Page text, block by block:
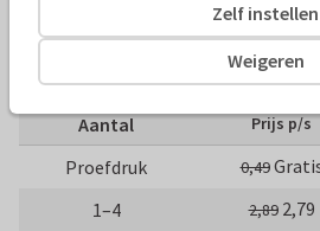
Formaten en tarieven
14 x 14 cm
Aantal Prijs p/s
Proefdruk 0,49
1–4
2,89 2,79
Weigeren
Zelf instellen